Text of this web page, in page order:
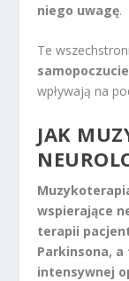
niego uwagę.
Te
samopoczucie
wpływają na
JAK
wspierające
terapii
Parkinsona,
intensywnej